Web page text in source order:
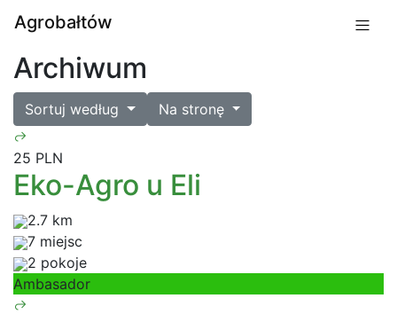
Agrobałtów
Archiwum
Sortuj według Na stronę
25 PLN
Eko-Agro u Eli
2.7 km
7 miejsc
2 pokoje
Ambasador